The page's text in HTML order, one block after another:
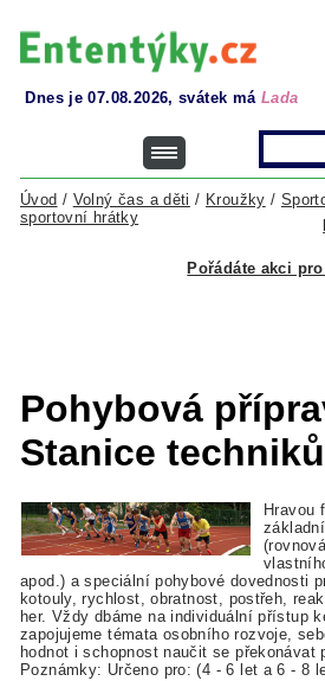
Dnes je 07.08.2026, svátek má Lada
Úvod / Volný čas a děti / Kroužky /
sportovní hrátky
Pořádáte akci
Pohybová
Stanice techniků
Hravou
apod.) a speciální pohybové dovednosti
kotouly, rychlost, obratnost, postřeh,
her. Vždy dbáme na individuální přístup
zapojujeme témata osobního rozvoje,
hodnot i schopnost naučit se překonávat
Poznámky: Určeno pro: (4 - 6 let a 6 - 8